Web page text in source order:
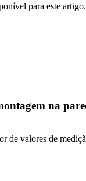
para este artigo.
na
de valores de